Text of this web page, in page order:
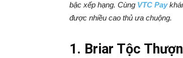
bậc xếp hạng. Cùng VTC Pay
được nhiều cao thủ ưa chuộng.
1. Briar Tộc